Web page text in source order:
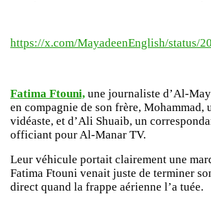
https://x.com/MayadeenEnglish/status/
Fatima Ftouni, une journaliste d’Al-
en compagnie de son frère, Mohammad,
vidéaste, et d’Ali Shuaib, un
officiant pour Al-Manar TV.
Leur véhicule portait clairement une
Fatima Ftouni venait juste de terminer
direct quand la frappe aérienne l’a tuée.